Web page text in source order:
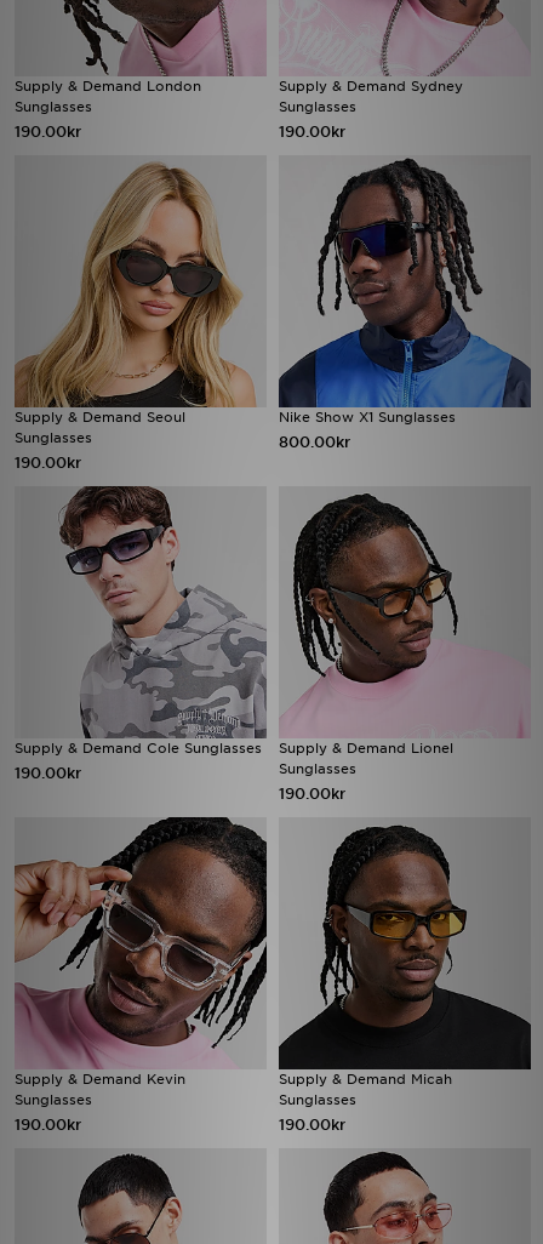
Supply & Demand London
Sunglasses
190.00kr
Supply & Demand Sydney
Sunglasses
190.00kr
Supply & Demand Seoul
Sunglasses
190.00kr
Nike Show X1 Sunglasses
800.00kr
Supply & Demand Cole Sunglasses
190.00kr
Supply & Demand Lionel
Sunglasses
190.00kr
Supply & Demand Kevin
Sunglasses
190.00kr
Supply & Demand Micah
Sunglasses
190.00kr